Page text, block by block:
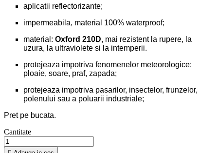
aplicatii reflectorizante;
impermeabila, material 100% waterproof;
material: Oxford 210D, mai rezistent la rupere, la
uzura, la ultraviolete si la intemperii.
protejeaza impotriva fenomenelor meteorologice:
ploaie, soare, praf, zapada;
protejeaza impotriva pasarilor, insectelor, frunzelor,
polenului sau a poluarii industriale;
Pret pe bucata.
Cantitate